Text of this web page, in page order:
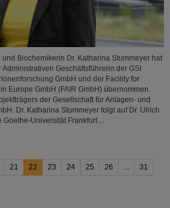
Biochemikerin Dr. Katharina Stummeyer hat
Geschäftsführerin der GSI
GmbH und der Facility for
Europe GmbH (FAIR GmbH) übernommen.
der Gesellschaft für Anlagen- und
Dr. Katharina Stummeyer folgt auf Dr. Ulrich
Goethe-Universität Frankfurt…
21 22 23 24 25 26 ...
31